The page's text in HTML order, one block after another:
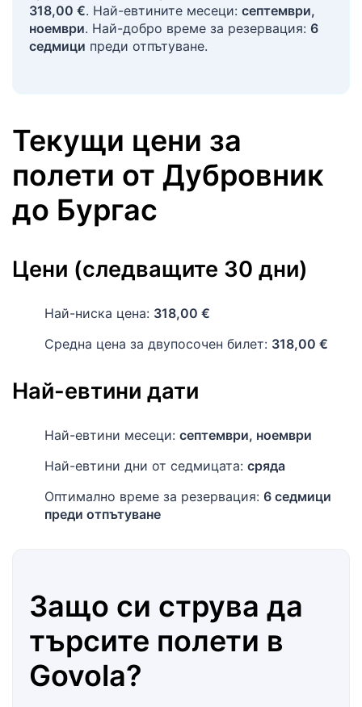
318,00 €. Най-евтините месеци: септември,
ноември. Най-добро време за резервация: 6
седмици преди отпътуване.
Текущи цени за
полети от Дубровник
до Бургас
Цени (следващите 30 дни)
Най-ниска цена: 318,00 €
Средна цена за двупосочен билет: 318,00 €
Най-евтини дати
Най-евтини месеци: септември, ноември
Най-евтини дни от седмицата: сряда
Оптимално време за резервация: 6 седмици
преди отпътуване
Защо си струва да
търсите полети в
Govola?